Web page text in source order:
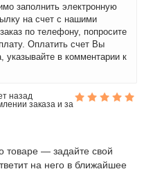
заполнить электронную
на счет с нашими
по телефону, попросите
Оплатить счет Вы
в комментарии к
назад
заказа и за
товаре — задайте свой
на него в ближайшее